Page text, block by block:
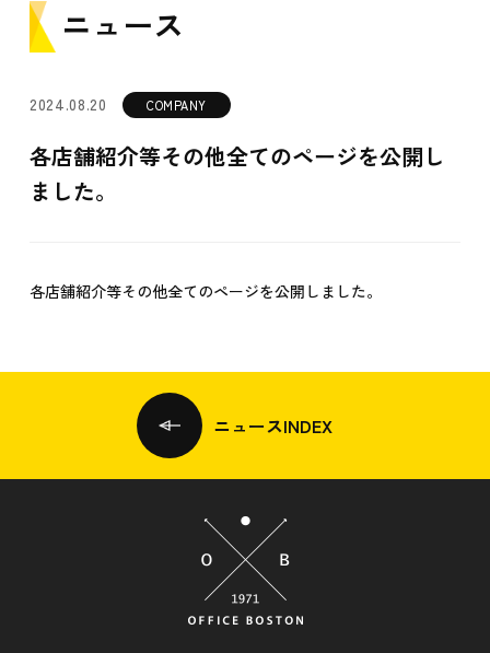
ニュース
2024.08.20 COMPANY
各店舗紹介等その他全てのページを公開し
ました。
各店舗紹介等その他全てのページを公開しました。
ニュースINDEX